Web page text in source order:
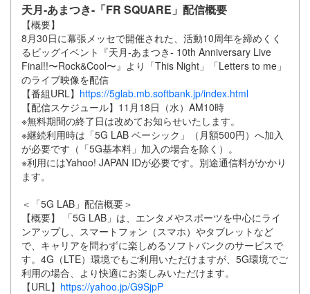
天月-あまつき-「FR SQUARE」配信概要
【概要】
8月30日に幕張メッセで開催された、活動10周年を締めくく
るビッグイベント『天月-あまつき- 10th Anniversary Live
Final!!〜Rock&Cool〜』より「This Night」「Letters to me」
のライブ映像を配信
【番組URL】 https://5glab.mb.softbank.jp/index.html
【配信スケジュール】11月18日（水）AM10時
※無料期間の終了日は改めてお知らせいたします。
※継続利用時は「5G LAB ベーシック」（月額500円）へ加入
が必要です（「5G基本料」加入の場合を除く）。
※利用にはYahoo! JAPAN IDが必要です。別途通信料がかかり
ます。
＜「5G LAB」配信概要＞
【概要】 「5G LAB」は、エンタメやスポーツを中心にライ
ンアップし、スマートフォン（スマホ）やタブレットなど
で、キャリアを問わずに楽しめるソフトバンクのサービスで
す。4G（LTE）環境でもご利用いただけますが、5G環境でご
利用の場合、より快適にお楽しみいただけます。
【URL】 https://yahoo.jp/G9SjpP